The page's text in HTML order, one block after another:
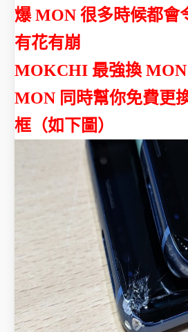
爆 MON 很多時候都會
有花有崩
MOKCHI 最強換 MON
MON 同時幫你免費更
框 （如下圖）